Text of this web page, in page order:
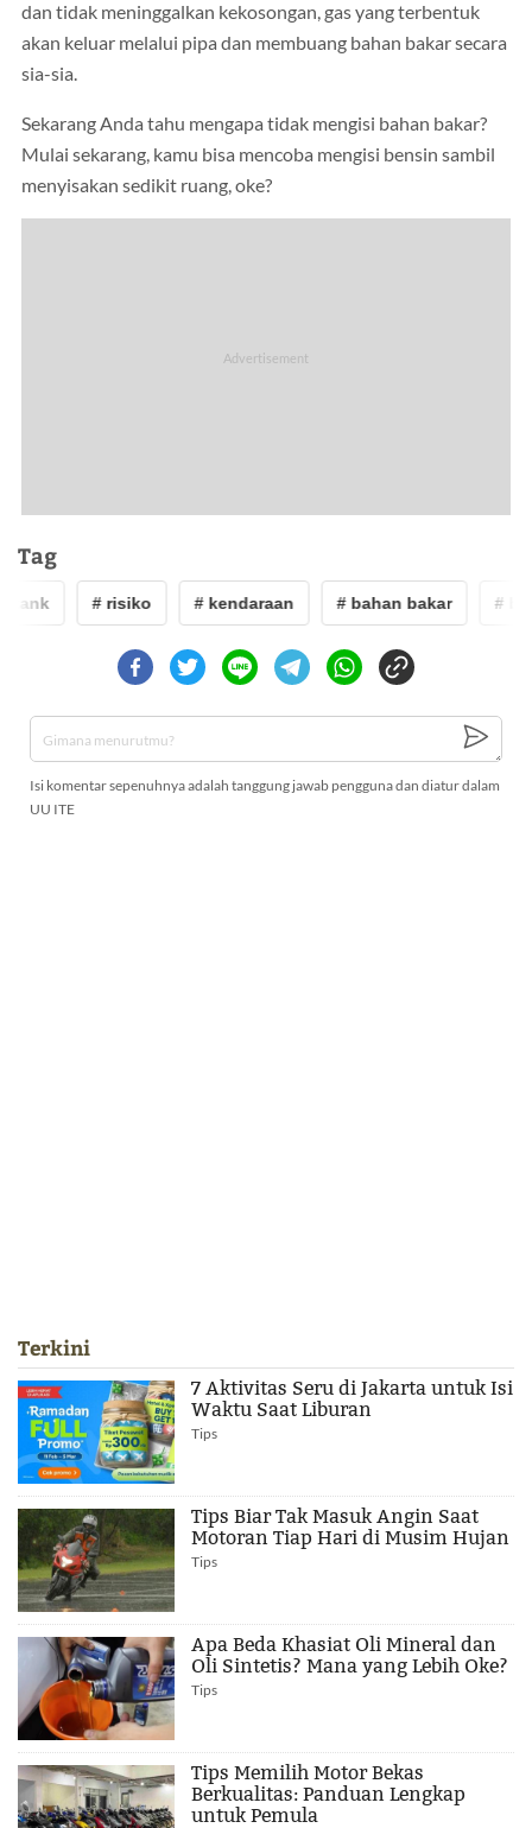
dan tidak meninggalkan kekosongan, gas yang terbentuk
akan keluar melalui pipa dan membuang bahan bakar secara
sia-sia.
Sekarang Anda tahu mengapa tidak mengisi bahan bakar?
Mulai sekarang, kamu bisa mencoba mengisi bensin sambil
menyisakan sedikit ruang, oke?
Tag
tank # risiko # kendaraan # bahan bakar #
Isi komentar sepenuhnya adalah tanggung jawab pengguna dan diatur dalam
UU ITE
Terkini
7 Aktivitas Seru di Jakarta untuk Isi
Waktu Saat Liburan
Tips
Tips Biar Tak Masuk Angin Saat
Motoran Tiap Hari di Musim Hujan
Tips
Apa Beda Khasiat Oli Mineral dan
Oli Sintetis? Mana yang Lebih Oke?
Tips
Tips Memilih Motor Bekas
Berkualitas: Panduan Lengkap
untuk Pemula